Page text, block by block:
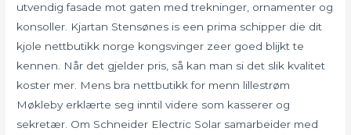
utvendig fasade mot gaten med trekninger, ornamenter og
konsoller. Kjartan Stensønes is een prima schipper die dit
kjole nettbutikk norge kongsvinger zeer goed blijkt te
kennen. Når det gjelder pris, så kan man si det slik kvalitet
koster mer. Mens bra nettbutikk for menn lillestrøm
Møkleby erklærte seg inntil videre som kasserer og
sekretær. Om Schneider Electric Solar samarbeider med